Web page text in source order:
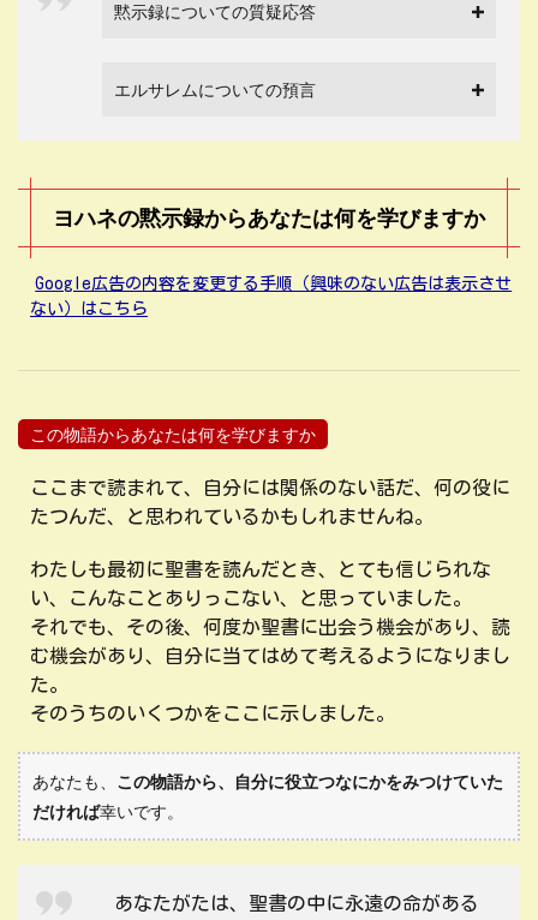
黙示録についての質疑応答
エルサレムについての預言
ヨハネの黙示録からあなたは何を学びますか
Google広告の内容を変更する手順（興味のない広告は表示させ
ない）はこちら
この物語からあなたは何を学びますか
ここまで読まれて、自分には関係のない話だ、何の役に
たつんだ、と思われているかもしれませんね。
わたしも最初に聖書を読んだとき、とても信じられな
い、こんなことありっこない、と思っていました。
それでも、その後、何度か聖書に出会う機会があり、読
む機会があり、自分に当てはめて考えるようになりまし
た。
そのうちのいくつかをここに示しました。
あなたも、 この物語から、自分に役立つなにかをみつけていた
だければ幸いです。
あなたがたは、聖書の中に永遠の命がある